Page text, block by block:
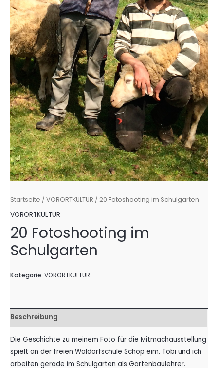
Startseite /VORORTKULTUR / 20 Fotoshooting im Schulgarten
VORORTKULTUR
20 Fotoshooting im
Schulgarten
Kategorie:VORORTKULTUR
Beschreibung
Die Geschichte zu meinem Foto für die Mitmachausstellung
spielt an der freien Waldorfschule Schop eim. Tobi und ich
arbeiten gerade im Schulgarten als Gartenbaulehrer.